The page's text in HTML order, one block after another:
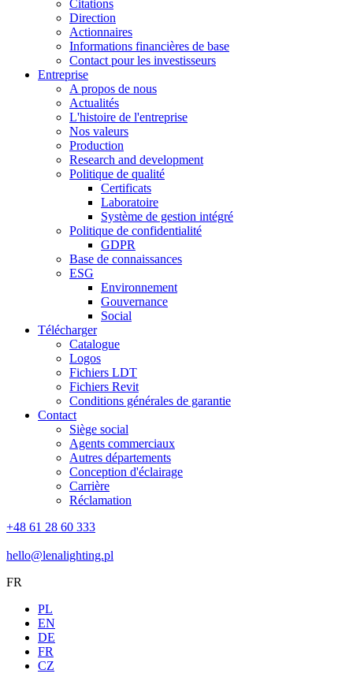
Citations
Direction
Actionnaires
Informations financières de base
Contact pour les investisseurs
Entreprise
A propos de nous
Actualités
L'histoire de l'entreprise
Nos valeurs
Production
Research and development
Politique de qualité
Certificats
Laboratoire
Système de gestion intégré
Politique de confidentialité
GDPR
Base de connaissances
ESG
Environnement
Gouvernance
Social
Télécharger
Catalogue
Logos
Fichiers LDT
Fichiers Revit
Conditions générales de garantie
Contact
Siège social
Agents commerciaux
Autres départements
Conception d'éclairage
Carrière
Réclamation
+48 61 28 60 333
hello@lenalighting.pl
FR
PL
EN
DE
FR
CZ